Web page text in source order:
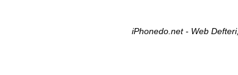
iPhonedo.net - Web Defteri,